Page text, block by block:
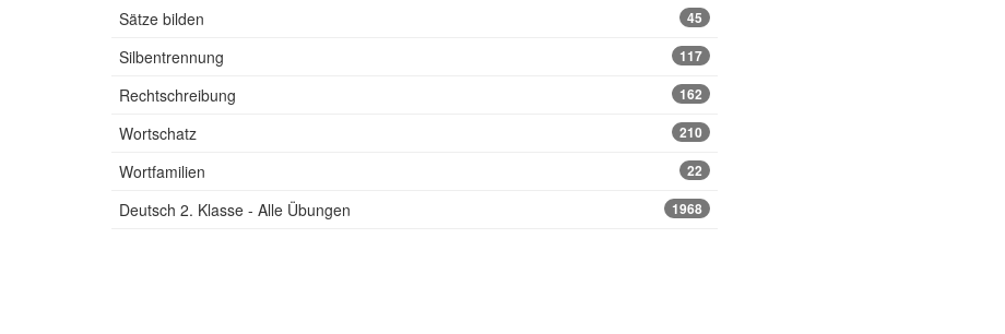
Sätze bilden 45
Silbentrennung 117
Rechtschreibung 162
Wortschatz 210
Wortfamilien 22
Deutsch 2. Klasse - Alle Übungen 1968